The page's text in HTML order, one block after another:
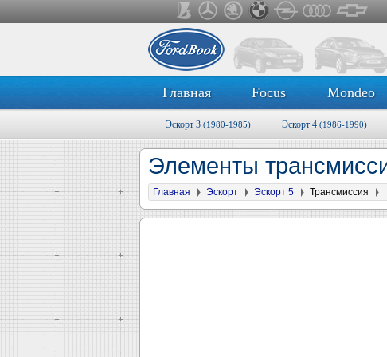
Главная Focus Mondeo
Эскорт 3 (1980-1985) Эскорт 4 (1986-1990)
Элементы
Главная Эскорт Эскорт 5 Трансмиссия